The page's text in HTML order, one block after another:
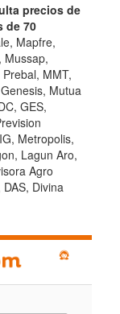
precios de
de 70
Mapfre,
Mussap,
MMT,
Mutua
GES,
Metropolis,
Lagun Aro,
Agro
Divina